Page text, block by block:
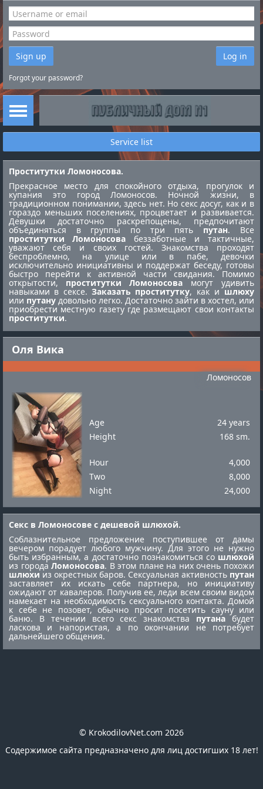
Sign up Log in
Forgot your password?
Service list
Оля Вика
Ломоносов
Age
24 years
Height
168 sm.
Hour
4,000
Two
8,000
Night
24,000
Проститутки Ломоносова.
Прекрасное место для спокойного отдыха, прогулок и
купания это город Ломоносов. Ночной жизни, в
традиционном понимании, здесь нет. Но секс досуг, как и в
гораздо меньших поселениях, процветает и развивается.
Девушки достаточно раскрепощены, предпочитают
объединяться в группы по три пять путан. Все
проститутки Ломоносова беззаботные и тактичные,
уважают себя и своих гостей. Знакомства проходят
беспроблемно, на улице или в пабе, девочки
исключительно инициативны и поддержат беседу, готовы
быстро перейти к активной части свидания. Помимо
открытости, проститутки Ломоносова могут удивить
навыками в сексе. Заказать проститутку, как ишлюху
или путану довольно легко. Достаточно зайти в хостел, или
приобрести местную газету где размещают свои контакты
проститутки.
Секс в Ломоносове с дешевой шлюхой.
Соблазнительное предложение поступившее от дамы
вечером порадует любого мужчину. Для этого не нужно
быть избранным, а достаточно познакомиться со шлюхой
из городаЛомоносова. В этом плане на них очень похожи
шлюхииз окрестных баров. Сексуальная активность путан
заставляет их искать себе партнера, но инициативу
ожидают от кавалеров. Получив ее, леди всем своим видом
намекает на необходимость сексуального контакта. Домой
к себе не позовет, обычно просит посетить сауну или
баню. В течении всего секс знакомства путана будет
ласкова и напористая, а по окончании не потребует
дальнейшего общения.
© KrokodilovNet.com 2026
Содержимое сайта предназначено для лиц достигших 18 лет!